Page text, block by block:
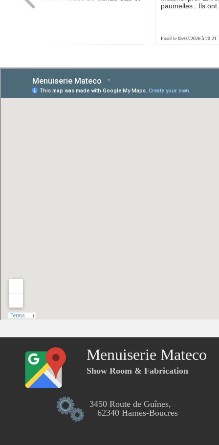
Posté le 05/07/2026 à 20:21
paumelles . Ils ont
Menuiserie Mateco
Show Room & Fabrication
3450 Route de Guînes,
62340 Hames-Boucres